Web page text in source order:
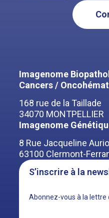
Imagenome
Cancers /
168 rue de la Taillade
34070 MONTPELLIER
Imagenome
8 Rue Jacqueline Auriol
63100 Clermont-
S’inscrire à la
Abonnez-vous à la lettre